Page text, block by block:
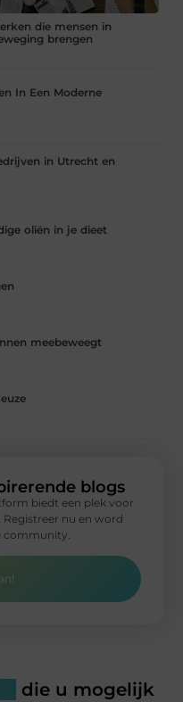
die mensen in
brengen
In Een Moderne
in Utrecht en
oliën in je dieet
meebeweegt
blogs
biedt een plek voor
nu en word
community.
die u mogelijk